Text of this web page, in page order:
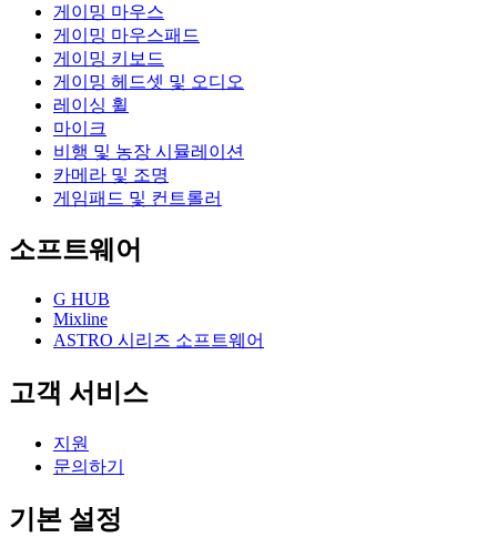
게이밍 마우스
게이밍 마우스패드
게이밍 키보드
게이밍 헤드셋 및 오디오
레이싱 휠
마이크
비행 및 농장 시뮬레이션
카메라 및 조명
게임패드 및 컨트롤러
소프트웨어
G HUB
Mixline
ASTRO 시리즈 소프트웨어
고객 서비스
지원
문의하기
기본 설정